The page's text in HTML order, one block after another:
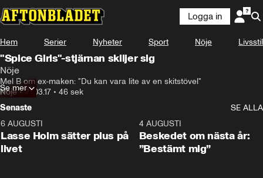
Logga in
Hem Serier Nyheter Sport Nöje Livsstil
"Spice Girls"-stjärnan skiljer sig
Nöje
Mel B om ex-maken: "Du kan vara lite av en skitstövel"
Nöje•21.03.17 • 46 sek
Se mer
Senaste
SE ALLA
6 AUGUSTI
Lasse Holm sätter plus på
livet
4 AUGUSTI
Beskedet om nästa år:
”Bestämt mig”